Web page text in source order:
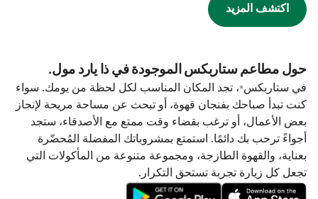
اكتشف المزيد
حول مطاعم ستاربكس الموجودة في ذا يارد مول.
في ستاربكس®، تجد المكان المناسب لكل لحظة من يومك. سواء
كنت تبدأ صباحك بفنجان قهوة، أو تبحث عن مساحة مريحة لإنجاز
بعض الأعمال، أو ترغب بقضاء وقت ممتع مع الأصدقاء، ستجد
أجواءً ترحب بك دائمًا. استمتع بمشروباتك المفضلة المُحضّرة
بعناية، والقهوة الطازجة، ومجموعة متنوعة من المأكولات التي
تجعل كل زيارة تجربة تستحق التكرار.